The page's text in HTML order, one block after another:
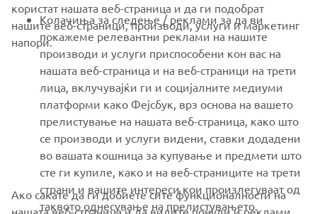
FOR BUSINESS
MORE YAMAHA
SUPPORT
NEWSLETTER
Be the first one to learn about latest deals, special events, new
releases and much more
користат нашата веб-страница и да ги подобрат
нашите веб-страници, производи, услуги и маркетинг
напори.
Колачиња за следење / реклами за да ви
покажеме релевантни реклами на нашите
производи и услуги приспособени кон вас на
нашата веб-страница и на веб-страници на трети
лица, вклучувајќи ги и социјалните медиуми
платформи како Фејсбук, врз основа на вашето
прелистување на нашата веб-страница, како што
се производи и услуги видени, ставки додадени
во вашата кошница за купување и предмети што
сте ги купиле, како и на веб-страниците на трети
страни и вашите интереси кои произлегуваат од
таквото однесување на прелистувањето.
Ако сакате да ги добиете сите функционалности на
нашата веб-страница и да видите понуди и реклами